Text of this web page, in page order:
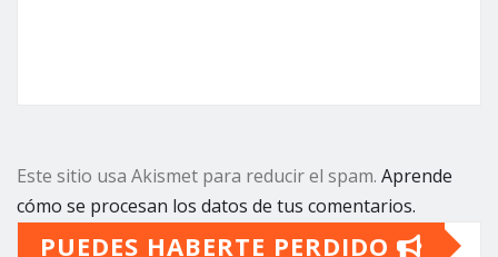
Este sitio usa Akismet para reducir el spam. Aprende
cómo se procesan los datos de tus comentarios.
PUEDES HABERTE PERDIDO